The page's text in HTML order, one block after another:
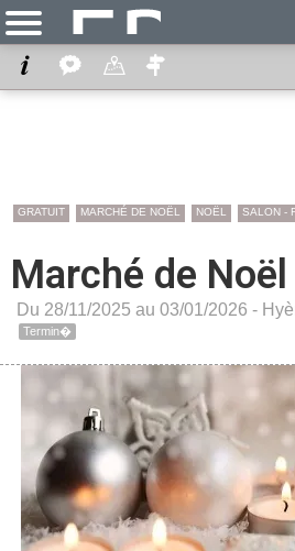
GRATUIT MARCHÉ DE NOËL NOËL SALON -
Marché de
Du 28/11/2025 au 03/01/2026 -
Termin�